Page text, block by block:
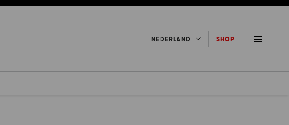
NEDERLAND SHOP